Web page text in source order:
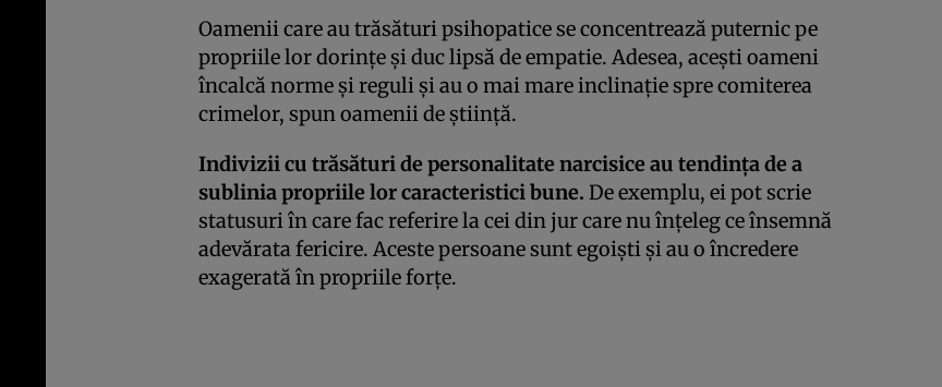
Oamenii care au trăsături psihopatice se concentrează puternic pe
propriile lor dorinţe şi duc lipsă de empatie. Adesea, aceşti oameni
încalcă norme şi reguli şi au o mai mare inclinaţie spre comiterea
crimelor, spun oamenii de ştiinţă.
Indivizii cu trăsături de personalitate narcisice au tendinţa de a
sublinia propriile lor caracteristici bune. De exemplu, ei pot scrie
statusuri în care fac referire la cei din jur care nu înţeleg ce însemnă
adevărata fericire. Aceste persoane sunt egoişti şi au o încredere
exagerată în propriile forţe.